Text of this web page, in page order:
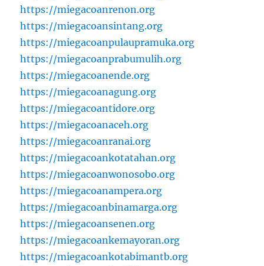
https://miegacoanrenon.org
https://miegacoansintang.org
https://miegacoanpulaupramuka.org
https://miegacoanprabumulih.org
https://miegacoanende.org
https://miegacoanagung.org
https://miegacoantidore.org
https://miegacoanaceh.org
https://miegacoanranai.org
https://miegacoankotatahan.org
https://miegacoanwonosobo.org
https://miegacoanampera.org
https://miegacoanbinamarga.org
https://miegacoansenen.org
https://miegacoankemayoran.org
https://miegacoankotabimantb.org